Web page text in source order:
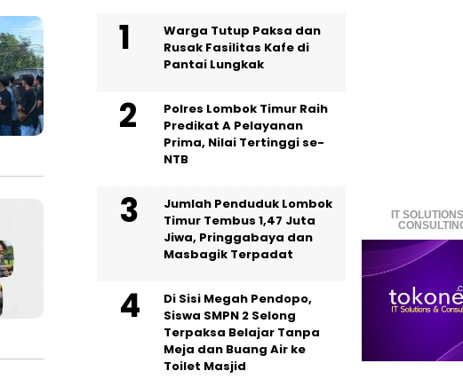
IT
Warga Tutup Paksa dan
Rusak Fasilitas Kafe di
Pantai Lungkak
Polres Lombok Timur Raih
Predikat A Pelayanan
Prima, Nilai Tertinggi se-
NTB
Jumlah Penduduk Lombok
Timur Tembus 1,47 Juta
Jiwa, Pringgabaya dan
Masbagik Terpadat
Di Sisi Megah Pendopo,
Siswa SMPN 2 Selong
Terpaksa Belajar Tanpa
Meja dan Buang Air ke
Toilet Masjid